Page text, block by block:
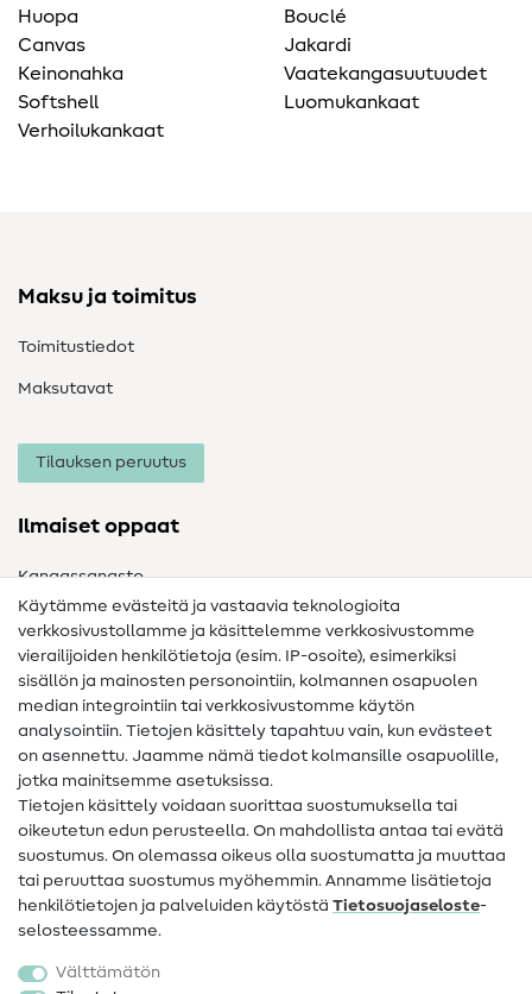
Huopa
Canvas
Keinonahka
Softshell
Verhoilukankaat
Bouclé
Jakardi
Vaatekangasuutuudet
Luomukankaat
Maksu ja toimitus
Toimitustiedot
Maksutavat
Tilauksen peruutus
Ilmaiset oppaat
Kangassanasto
Ompelusanasto
Ompeluohjeet
Apua ja yhteystiedot
Yhteystiedot
Tietoa omistajanvaihdoksesta
Peruutusoikeus
Suosittu
Kankaat
Käytämme evästeitä ja vastaavia teknologioita
verkkosivustollamme ja käsittelemme verkkosivustomme
vierailijoiden henkilötietoja (esim. IP-osoite), esimerkiksi
sisällön ja mainosten personointiin, kolmannen osapuolen
median integrointiin tai verkkosivustomme käytön
analysointiin. Tietojen käsittely tapahtuu vain, kun evästeet
on asennettu. Jaamme nämä tiedot kolmansille osapuolille,
jotka mainitsemme asetuksissa.
Tietojen käsittely voidaan suorittaa suostumuksella tai
oikeutetun edun perusteella. On mahdollista antaa tai evätä
suostumus. On olemassa oikeus olla suostumatta ja muuttaa
tai peruuttaa suostumus myöhemmin. Annamme lisätietoja
henkilötietojen ja palveluiden käytöstä Tietosuojaseloste-
selosteessamme.
Välttämätön